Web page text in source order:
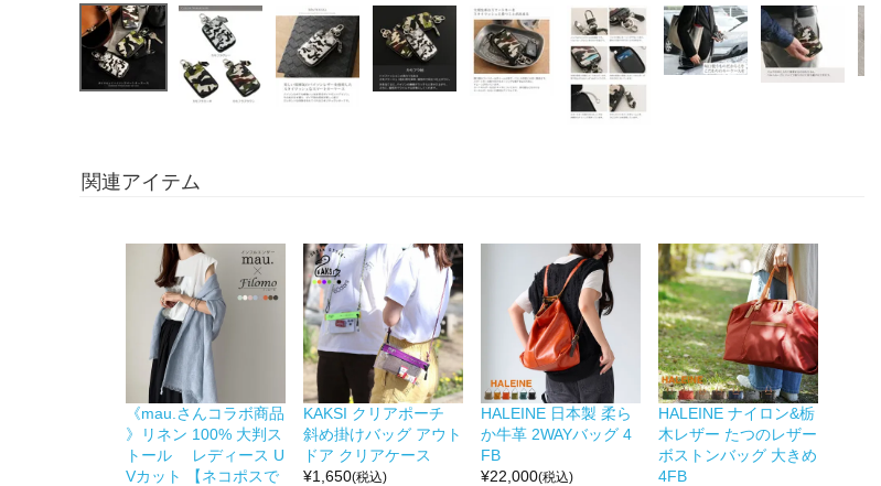
関連アイテム
《mau.さんコラボ商品
》リネン 100% 大判ス
トール レディース U
Vカット 【ネコポスで
KAKSI クリアポーチ
斜め掛けバッグ アウト
ドア クリアケース
¥1,650(税込)
HALEINE 日本製 柔ら
か牛革 2WAYバッグ 4
FB
¥22,000(税込)
HALEINE ナイロン&栃
木レザー たつのレザー
ボストンバッグ 大きめ
4FB